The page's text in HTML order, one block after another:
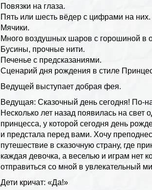
Повязки на глаза.
Пять или шесть вёдер с цифрами на них.
Мячики.
Много воздушных шаров с горошиной в
Бусины, прочные нити.
Печенье с предсказаниями.
Сценарий дня рождения в стиле
Ведущей выступает добрая фея.
Ведущая: Сказочный день сегодня! По-
Несколько лет назад появилась на свет
принцесса, у которой сегодня день
и предстала перед вами. Хочу
путешествие в сказочную страну, где
каждая девочка, а веселью и играм нет
отправиться со мной в увлекательный
Дети кричат: «Да!»